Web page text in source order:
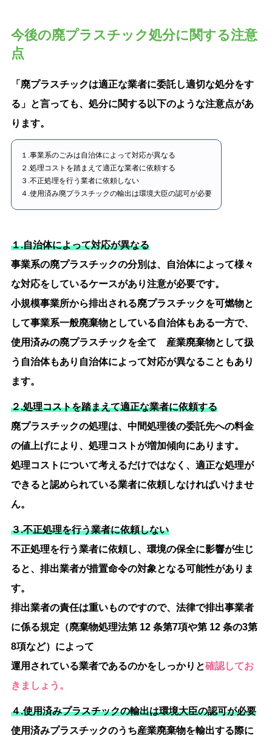
今後の廃プラスチック処分に関する注意
点
「廃プラスチックは適正な業者に委託し適切な処分をす
る」と言っても、処分に関する以下のような注意点があ
ります。
１.事業系のごみは自治体によって対応が異なる
２.処理コストを踏まえて適正な業者に依頼する
３.不正処理を行う業者に依頼しない
４.使用済み廃プラスチックの輸出は環境大臣の認可が必要
１.自治体によって対応が異なる
事業系の廃プラスチックの分別は、自治体によって様々
な対応をしているケースがあり注意が必要です。
小規模事業所から排出される廃プラスチックを可燃物と
して事業系一般廃棄物としている自治体もある一方で、
使用済みの廃プラスチックを全て 産業廃棄物として扱
う自治体もあり自治体によって対応が異なることもあり
ます。
２.処理コストを踏まえて適正な業者に依頼する
廃プラスチックの処理は、中間処理後の委託先への料金
の値上げにより、処理コストが増加傾向にあります。
処理コストについて考えるだけではなく、適正な処理が
できると認められている業者に依頼しなければいけませ
ん。
３.不正処理を行う業者に依頼しない
不正処理を行う業者に依頼し、環境の保全に影響が生じ
ると、排出業者が措置命令の対象となる可能性がありま
す。
排出業者の責任は重いものですので、法律で排出事業者
に係る規定（廃棄物処理法第 12 条第7項や第 12 条の3第
8項など）によって
運用されている業者であるのかをしっかりと確認してお
きましょう。
４.使用済みプラスチックの輸出は環境大臣の認可が必要
使用済みプラスチックのうち産業廃棄物を輸出する際に